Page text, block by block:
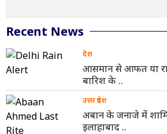
Recent News
देश
आसमान से आफत या
बारिश के ..
उत्तर प्रदेश
अबान के जनाजे में
इलाहाबाद ..